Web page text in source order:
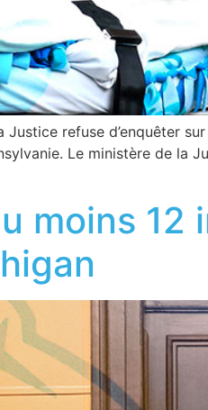
refuse d’enquêter
Le ministère de la
moins 12